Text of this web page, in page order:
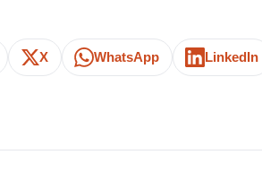
X WhatsApp LinkedIn